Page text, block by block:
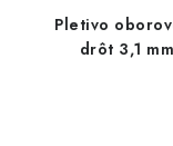
Pletivo
drôt 3,1